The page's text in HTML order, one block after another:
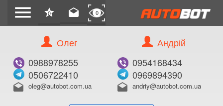
menu star
0 drafts 0
Олег
0988978255
0506722410
drafts oleg@autobot.com.ua
Андрій
0954168434
0969894390
drafts andriy@autobot.com.ua